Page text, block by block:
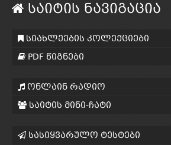
საიტის ნავიგაცია
სიახლეების კოლექციები
PDF წიგნები
ონლაინ რადიო
საიტის მინი-ჩატი
სასიყვარულო ტესტები